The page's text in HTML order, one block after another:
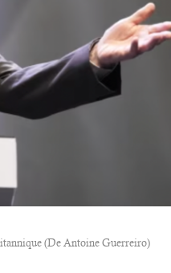
(De Antoine Guerreiro)